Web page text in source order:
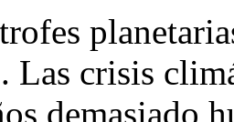
Las crisis
demasiado